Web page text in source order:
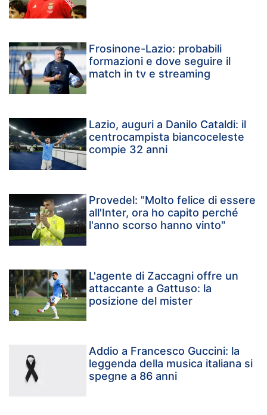
Frosinone-Lazio: probabili
formazioni e dove seguire il
match in tv e streaming
Lazio, auguri a Danilo Cataldi: il
centrocampista biancoceleste
compie 32 anni
Provedel: "Molto felice di essere
all'Inter, ora ho capito perché
l'anno scorso hanno vinto"
L'agente di Zaccagni offre un
attaccante a Gattuso: la
posizione del mister
Addio a Francesco Guccini: la
leggenda della musica italiana si
spegne a 86 anni